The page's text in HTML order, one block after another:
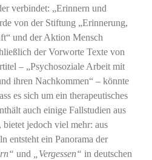
verbindet: „Erinnern und
von der Stiftung „Erinnerung,
und der Aktion Mensch
der Vorworte Texte von
– „Psychosoziale Arbeit mit
ihren Nachkommen“ – könnte
es sich um ein therapeutisches
auch einige Fallstudien aus
bietet jedoch viel mehr: aus
entsteht ein Panorama der
und „Vergessen“ in deutschen